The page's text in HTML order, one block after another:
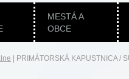
MESTÁ A
OBCE
PRIMÁTORSKÁ KAPUSTNICA /